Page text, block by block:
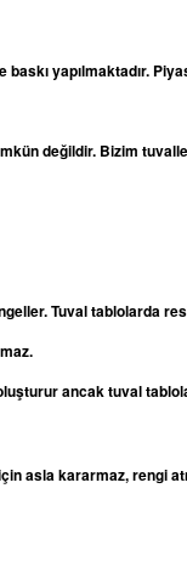
yapılmaktadır.
değildir. Bizim
Tuval tablolarda
ancak tuval
asla kararmaz, rengi